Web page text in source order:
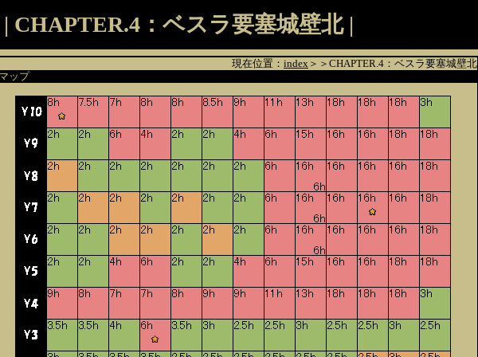
| CHAPTER.4：ベスラ要塞城壁北 |
現在位置： index ＞＞CHAPTER.4：ベスラ要塞城壁北
ップ